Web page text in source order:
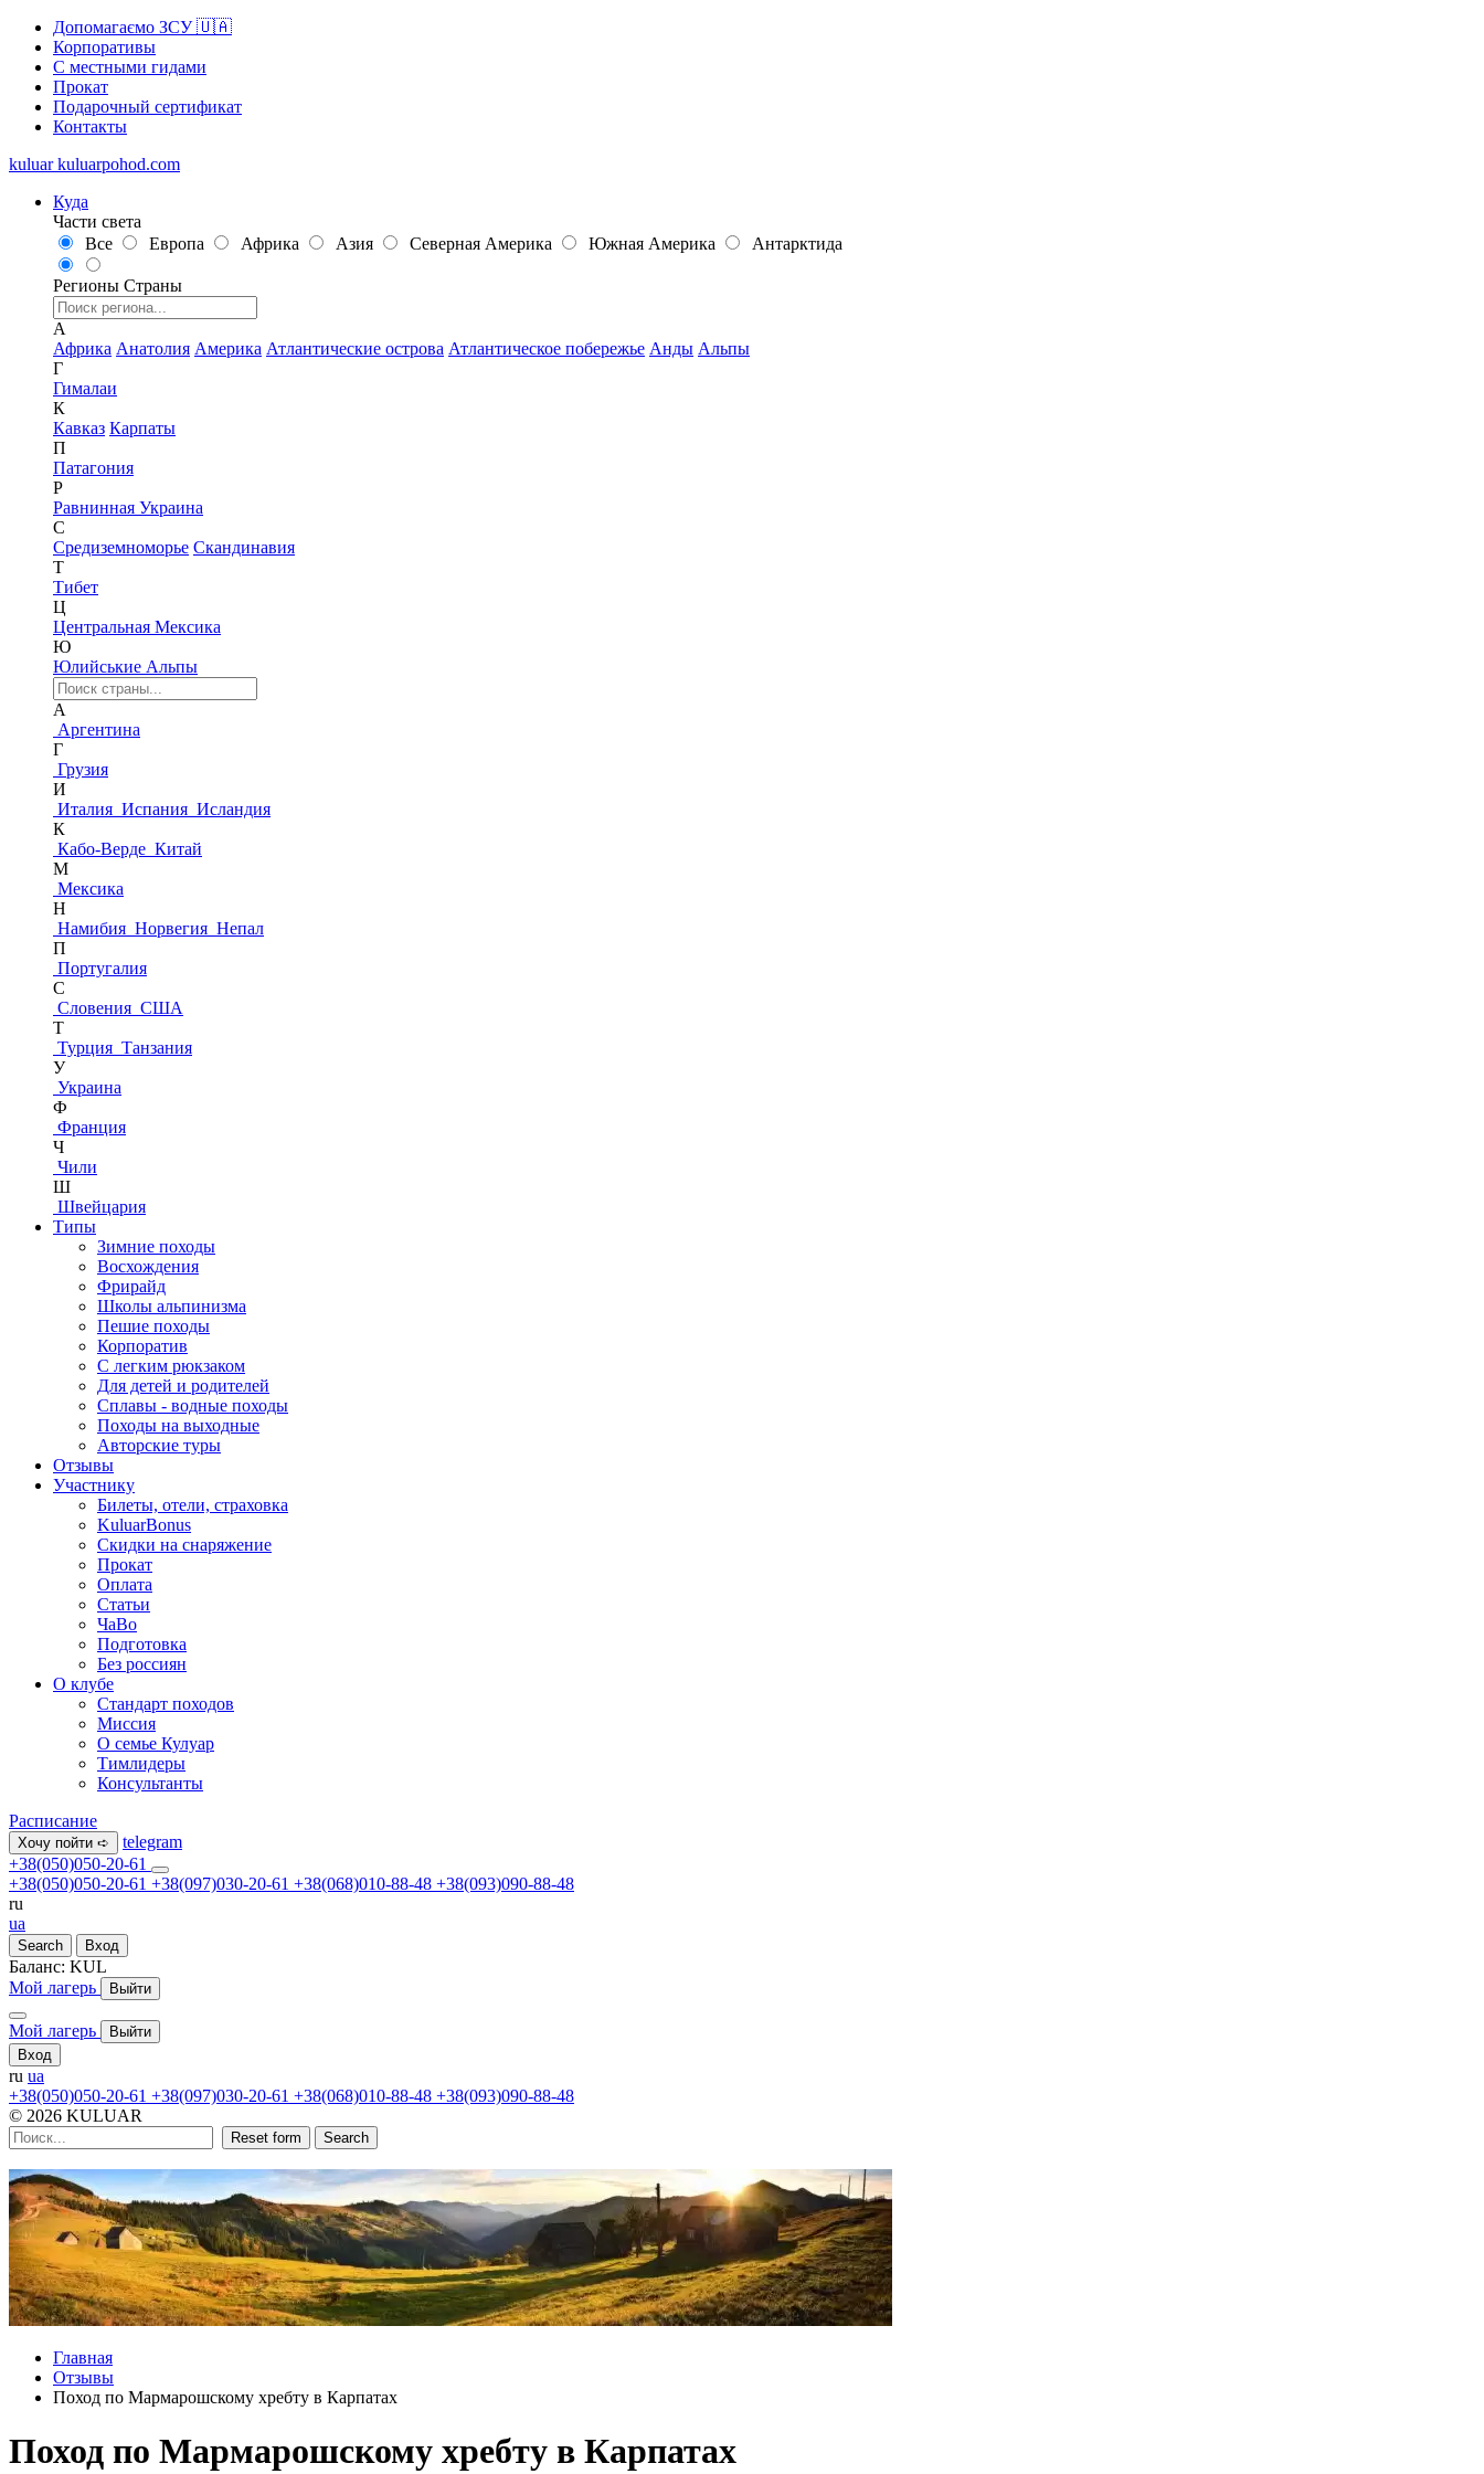
Допомагаємо ЗСУ 🇺🇦
Корпоративы
С местными гидами
Прокат
Подарочный сертификат
Контакты
kuluar kuluarpohod.com
Куда
Части света
Все
Европа Африка Азия Северная Америка Южная Америка Антарктида
Регионы Страны
А
Африка Анатолия Америка Атлантические острова Атлантическое побережье Анды Альпы
Г
Гималаи
К
Кавказ Карпаты
П
Патагония
Р
Равнинная Украина
С
Средиземноморье Скандинавия
Т
Тибет
Ц
Центральная Мексика
Ю
Юлийськие Альпы
А
Аргентина
Г
Грузия
И
Италия Испания Исландия
К
Кабо-Верде Китай
М
Мексика
Н
Намибия Норвегия Непал
П
Португалия
С
Словения США
Т
Турция Танзания
У
Украина
Ф
Франция
Ч
Чили
Ш
Швейцария
Типы
Зимние походы
Восхождения
Фрирайд
Школы альпинизма
Пешие походы
Корпоратив
С легким рюкзаком
Для детей и родителей
Сплавы - водные походы
Походы на выходные
Авторские туры
Отзывы
Участнику
Билеты, отели, страховка
KuluarBonus
Скидки на снаряжение
Прокат
Оплата
Статьи
ЧаВо
Подготовка
Без россиян
О клубе
Стандарт походов
Миссия
О семье Кулуар
Тимлидеры
Консультанты
Расписание
Хочу пойти ➪
telegram
+38(050)050-20-61
+38(050)050-20-61 +38(097)030-20-61 +38(068)010-88-48 +38(093)090-88-48
ru
ua
Search Вход
Баланс: KUL
Мой лагерь
Выйти
Мой лагерь
Выйти
Вход
ru ua
+38(050)050-20-61 +38(097)030-20-61 +38(068)010-88-48 +38(093)090-88-48
© 2026 KULUAR
Reset form Search
Главная
Отзывы
Поход по Мармарошскому хребту в Карпатах
Поход по Мармарошскому хребту в Карпатах